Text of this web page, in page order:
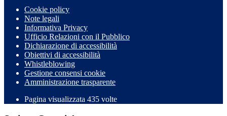
Cookie policy
Note legali
Informativa Privacy
Ufficio Relazioni con il Pubblico
Dichiarazione di accessibilità
Obiettivi di accessibilità
Whistleblowing
Gestione consensi cookie
Amministrazione trasparente
Pagina visualizzata 435 volte